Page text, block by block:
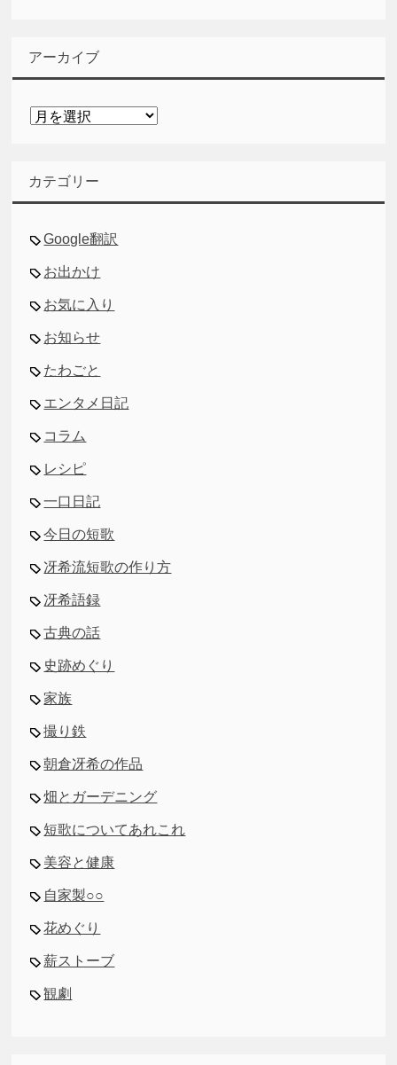
アーカイブ
ア
ブ
カテゴリー
Google翻訳
お出かけ
お気に入り
お知らせ
たわごと
エンタメ日記
コラム
レシピ
一口日記
今日の短歌
冴希流短歌の作り方
冴希語録
古典の話
史跡めぐり
家族
撮り鉄
朝倉冴希の作品
畑とガーデニング
短歌についてあれこれ
美容と健康
自家製○○
花めぐり
薪ストーブ
観劇